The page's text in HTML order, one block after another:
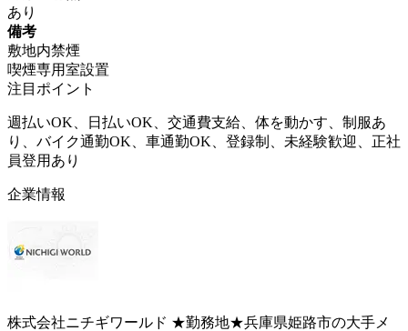
あり
備考
敷地内禁煙
喫煙専用室設置
注目ポイント
週払いOK、日払いOK、交通費支給、体を動かす、制服あ
り、バイク通勤OK、車通勤OK、登録制、未経験歓迎、正社
員登用あり
企業情報
株式会社ニチギワールド ★勤務地★兵庫県姫路市の大手メ